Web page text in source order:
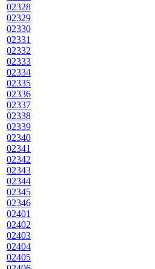
02328
02329
02330
02331
02332
02333
02334
02335
02336
02337
02338
02339
02340
02341
02342
02343
02344
02345
02346
02401
02402
02403
02404
02405